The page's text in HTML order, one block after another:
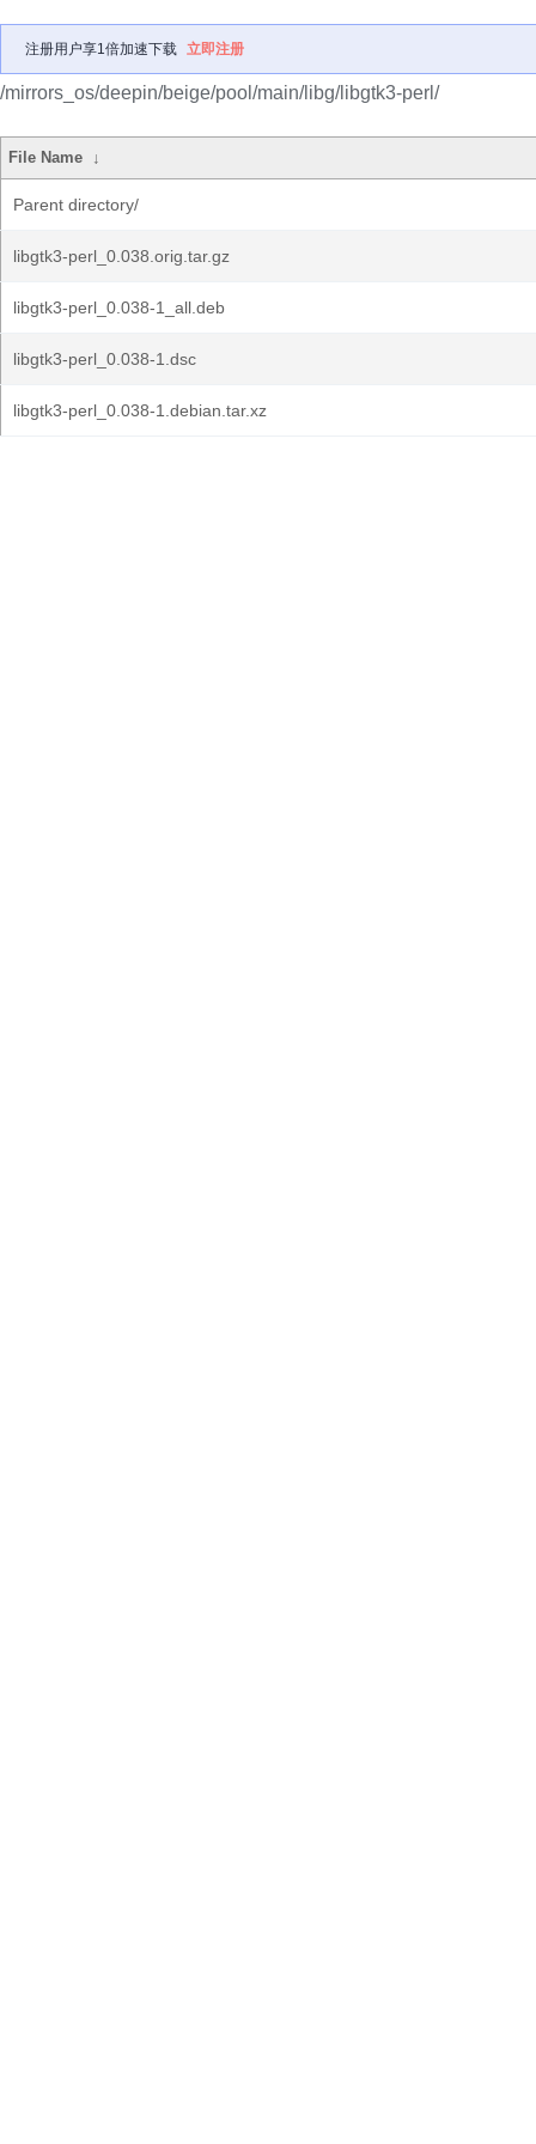
注册用户享1倍加速下载 立即注册
/mirrors_os/deepin/beige/pool/main/libg/libgtk3-perl/
File Name ↓
Parent directory/
libgtk3-perl_0.038.orig.tar.gz
libgtk3-perl_0.038-1_all.deb
libgtk3-perl_0.038-1.dsc
libgtk3-perl_0.038-1.debian.tar.xz